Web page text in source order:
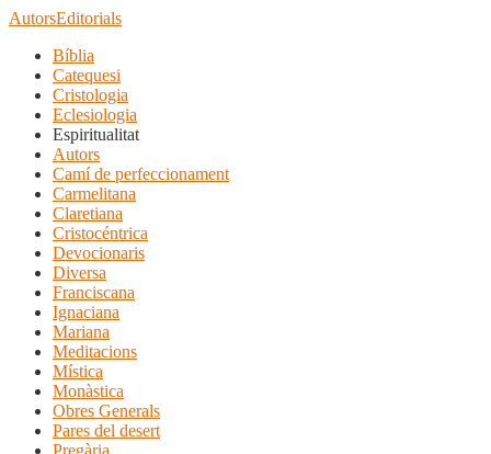
AutorsEditorials
Bíblia
Catequesi
Cristologia
Eclesiologia
Espiritualitat
Autors
Camí de perfeccionament
Carmelitana
Claretiana
Cristocéntrica
Devocionaris
Diversa
Franciscana
Ignaciana
Mariana
Meditacions
Mística
Monàstica
Obres Generals
Pares del desert
Pregària